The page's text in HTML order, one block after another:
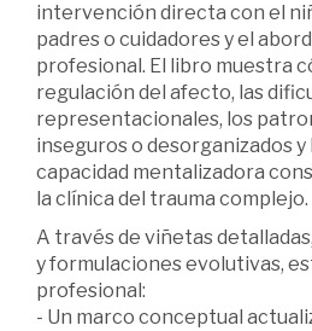
intervención directa con el
padres o cuidadores y el
profesional. El libro muestra
regulación del afecto, las
representacionales, los
inseguros o desorganizados y
capacidad mentalizadora
la clínica del trauma complejo.
A través de viñetas
y formulaciones evolutivas,
profesional:
- Un marco conceptual